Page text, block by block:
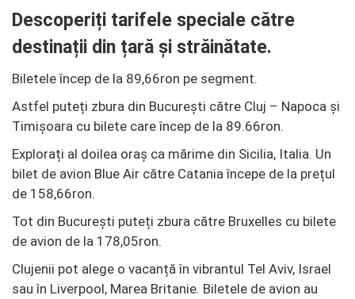
Descoperiți tarifele speciale către
destinații din țară și străinătate.
Biletele încep de la 89,66ron pe segment.
Astfel puteți zbura din București către Cluj – Napoca și
Timișoara cu bilete care încep de la 89.66ron.
Explorați al doilea oraș ca mărime din Sicilia, Italia. Un
bilet de avion Blue Air către Catania începe de la prețul
de 158,66ron.
Tot din București puteți zbura către Bruxelles cu bilete
de avion de la 178,05ron.
Clujenii pot alege o vacanță în vibrantul Tel Aviv, Israel
sau în Liverpool, Marea Britanie. Biletele de avion au